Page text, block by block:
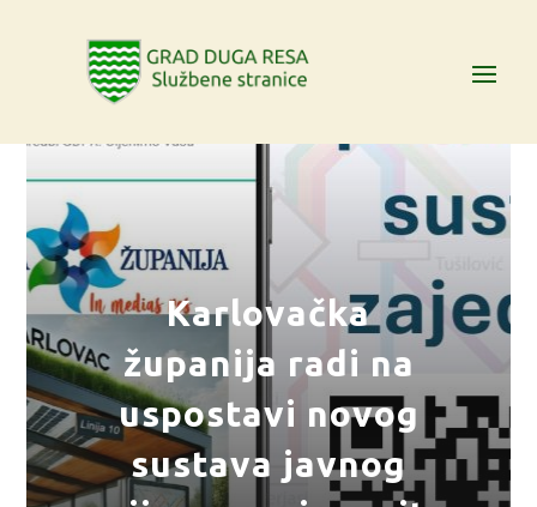
Karlovačka
županija radi na
uspostavi novog
sustava javnog